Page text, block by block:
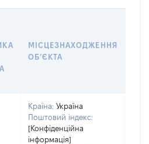
МІСЦЕЗНАХОДЖЕННЯ
ОБʼЄКТА
Країна: Україна
Поштовий індекс:
[Конфіденційна
інформація]